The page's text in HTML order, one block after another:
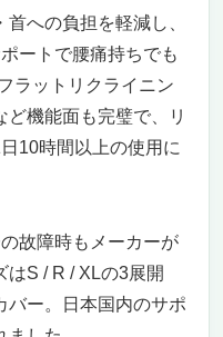
への負担を軽減し、
ートで腰痛持ちでも
ラットリクライニン
機能面も完璧で、リ
10時間以上の使用に
故障時もメーカーが
はS / R / XLの3展開
バー。日本国内のサポ